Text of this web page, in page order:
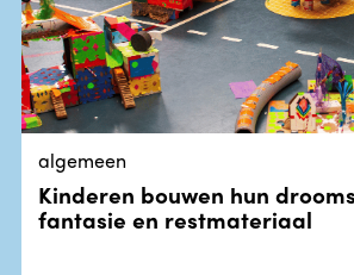
algemeen
Kinderen bouwen hun
fantasie en restmateriaal